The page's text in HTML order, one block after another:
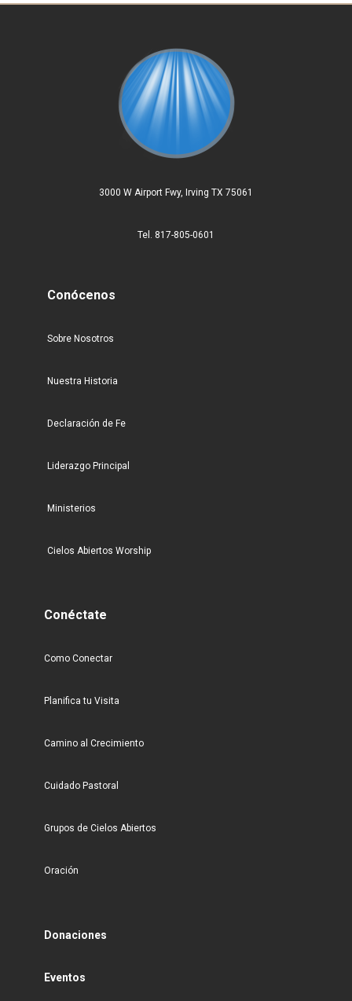
3000 W Airport Fwy, Irving TX 75061
Tel. 817-805-0601
Conócenos
Sobre Nosotros
Nuestra Historia
Declaración de Fe
Liderazgo Principal
Ministerios
Cielos Abiertos Worship
Conéctate
Como Conectar
Planifica tu Visita
Camino al Crecimiento
Cuidado Pastoral
Grupos de Cielos Abiertos
Oración
Donaciones
Eventos